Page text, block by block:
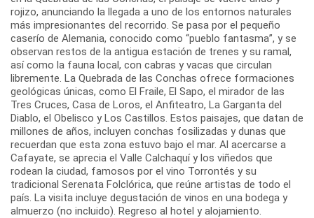
rojizo, anunciando la llegada a uno de los entornos naturales
más impresionantes del recorrido. Se pasa por el pequeño
caserío de Alemania, conocido como “pueblo fantasma”, y se
observan restos de la antigua estación de trenes y su ramal,
así como la fauna local, con cabras y vacas que circulan
libremente. La Quebrada de las Conchas ofrece formaciones
geológicas únicas, como El Fraile, El Sapo, el mirador de las
Tres Cruces, Casa de Loros, el Anfiteatro, La Garganta del
Diablo, el Obelisco y Los Castillos. Estos paisajes, que datan de
millones de años, incluyen conchas fosilizadas y dunas que
recuerdan que esta zona estuvo bajo el mar. Al acercarse a
Cafayate, se aprecia el Valle Calchaquí y los viñedos que
rodean la ciudad, famosos por el vino Torrontés y su
tradicional Serenata Folclórica, que reúne artistas de todo el
país. La visita incluye degustación de vinos en una bodega y
almuerzo (no incluido). Regreso al hotel y alojamiento.